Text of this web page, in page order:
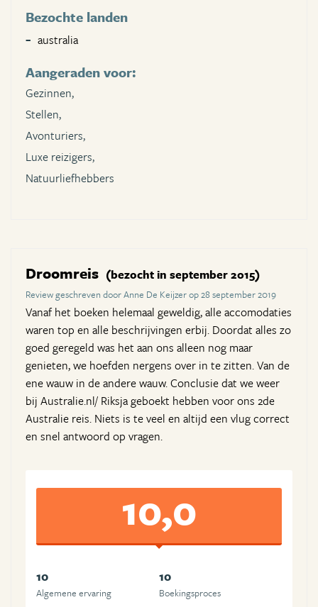
Bezochte landen
australia
Aangeraden voor:
Gezinnen,
Stellen,
Avonturiers,
Luxe reizigers,
Natuurliefhebbers
Droomreis (bezocht in september 2015)
Review geschreven door Anne De Keijzer op 28 september 2019
Vanaf het boeken helemaal geweldig, alle accomodaties
waren top en alle beschrijvingen erbij. Doordat alles zo
goed geregeld was het aan ons alleen nog maar
genieten, we hoefden nergens over in te zitten. Van de
ene wauw in de andere wauw. Conclusie dat we weer
bij Australie.nl/ Riksja geboekt hebben voor ons 2de
Australie reis. Niets is te veel en altijd een vlug correct
en snel antwoord op vragen.
10,0
10
Algemene ervaring
10
Boekingsproces